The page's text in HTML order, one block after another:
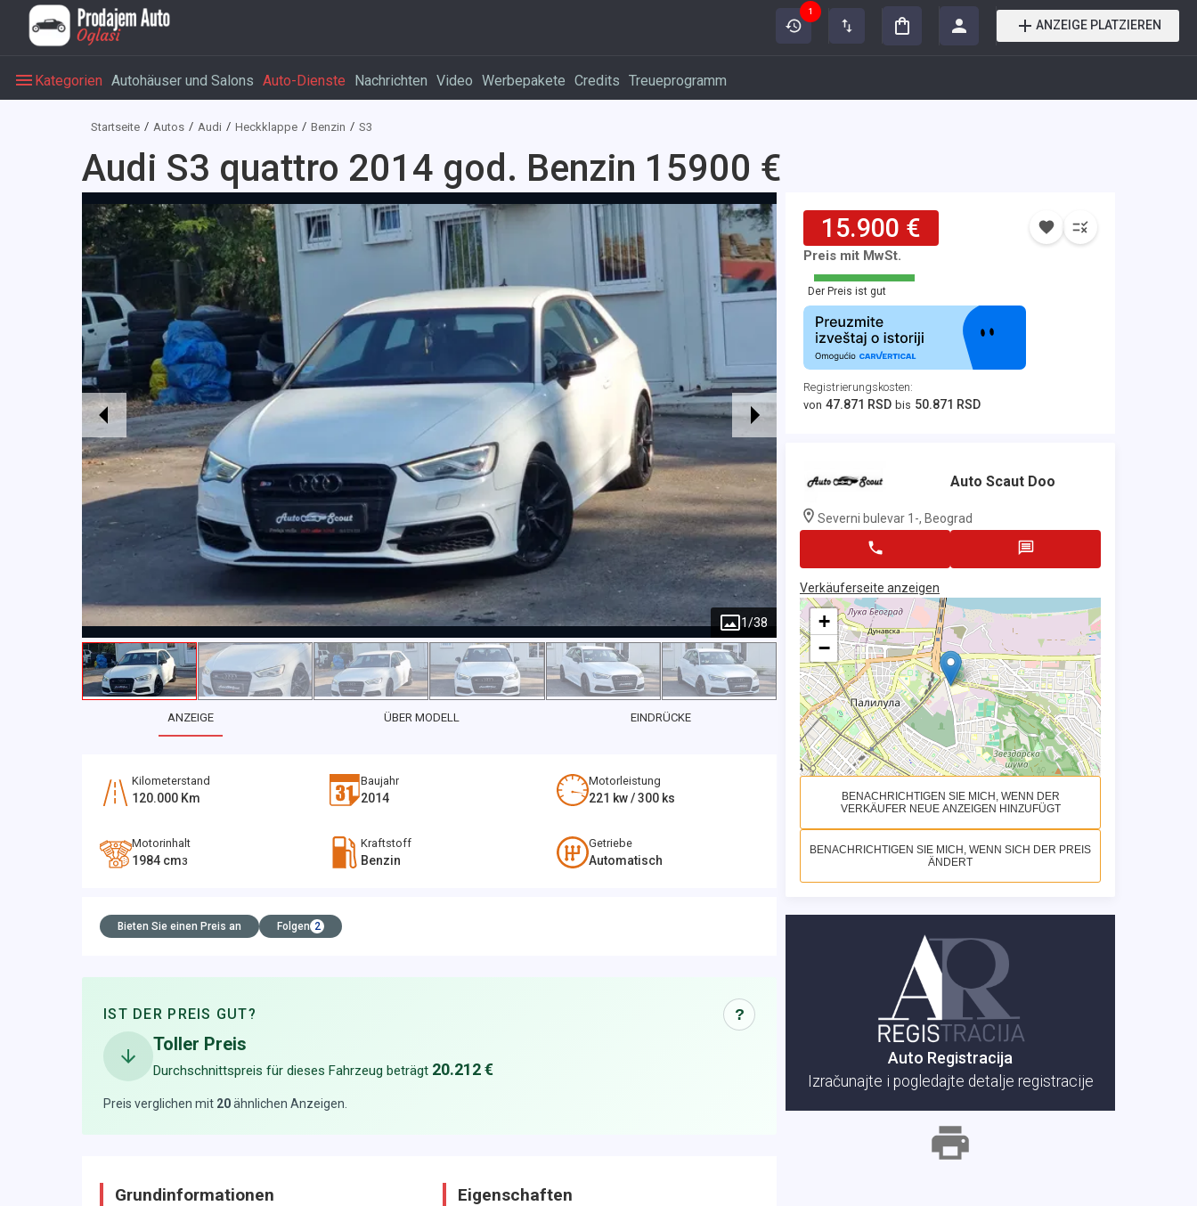
1
ANZEIGE PLATZIEREN
Kategorien Autohäuser und Salons Auto-Dienste Nachrichten Video Werbepakete Credits Treueprogramm
Startseite Autos Audi Heckklappe Benzin S3
Audi S3 quattro 2014 god. Benzin 15900 €
1/38
ANZEIGE ÜBER MODELL EINDRÜCKE
Kilometerstand
120.000 Km
Baujahr
2014
Motorleistung
221 kw /300 ks
Motorinhalt
1984 cm3
Kraftstoff
Benzin
Getriebe
Automatisch
Bieten Sie einen Preis an Folgen 2
IST DER PREIS GUT? ?
Toller Preis
Durchschnittspreis für dieses Fahrzeug beträgt 20.212 €
Preis verglichen mit 20ähnlichen Anzeigen
Grundinformationen Eigenschaften
15.900 €
Preis mit MwSt.
Der Preis ist gut
Registrierungskosten:
von 47.871 RSD bis 50.871 RSD
Auto Scaut Doo
Severni bulevar 1-, Beograd
Verkäuferseite anzeigen
+
−
BENACHRICHTIGEN SIE MICH, WENN DER
VERKÄUFER NEUE ANZEIGEN HINZUFÜGT
BENACHRICHTIGEN SIE MICH, WENN SICH DER PREIS
ÄNDERT
Auto Registracija
Izračunajte i pogledajte detalje registracije